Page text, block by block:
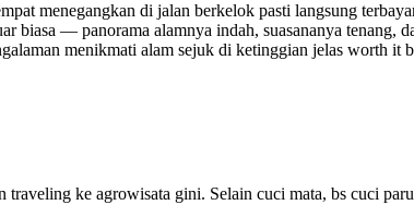
menegangkan di jalan berkelok pasti langsung
biasa — panorama alamnya indah, suasananya
menikmati alam sejuk di ketinggian jelas worth it
traveling ke agrowisata gini. Selain cuci mata, bs cuci